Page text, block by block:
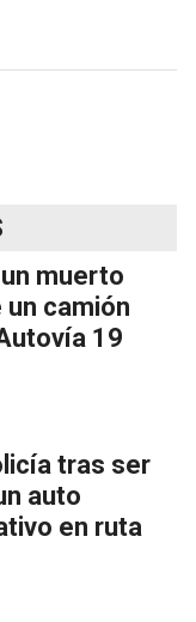
muerto
camión
19
tras ser
auto
en ruta